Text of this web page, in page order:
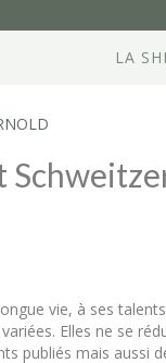
LA
vie, à ses
Elles ne se
publiés mais aussi